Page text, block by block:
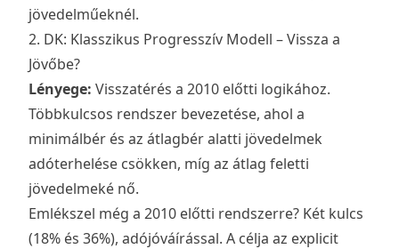
jövedelműeknél.
2. DK: Klasszikus Progresszív Modell – Vissza a
Jövőbe?
Lényege: Visszatérés a 2010 előtti logikához.
Többkulcsos rendszer bevezetése, ahol a
minimálbér és az átlagbér alatti jövedelmek
adóterhelése csökken, míg az átlag feletti
jövedelmeké nő.
Emlékszel még a 2010 előtti rendszerre? Két kulcs
(18% és 36%), adójóváírással. A célja az explicit